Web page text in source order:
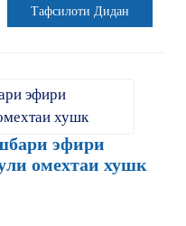
Тафсилоти Дидан
эфири
омехтаи хушк